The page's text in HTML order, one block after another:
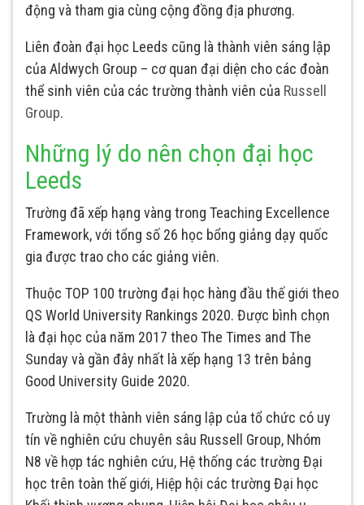
động và tham gia cùng cộng đồng địa phương.
Liên đoàn đại học Leeds cũng là thành viên sáng lập
của Aldwych Group – cơ quan đại diện cho các đoàn
thể sinh viên của các trường thành viên của Russell
Group.
Những lý do nên chọn đại học
Leeds
Trường đã xếp hạng vàng trong Teaching Excellence
Framework, với tổng số 26 học bổng giảng dạy quốc
gia được trao cho các giảng viên.
Thuộc TOP 100 trường đại học hàng đầu thế giới theo
QS World University Rankings 2020. Được bình chọn
là đại học của năm 2017 theo The Times and The
Sunday và gần đây nhất là xếp hạng 13 trên bảng
Good University Guide 2020.
Trường là một thành viên sáng lập của tổ chức có uy
tín về nghiên cứu chuyên sâu Russell Group, Nhóm
N8 về hợp tác nghiên cứu, Hệ thống các trường Đại
học trên toàn thế giới, Hiệp hội các trường Đại học